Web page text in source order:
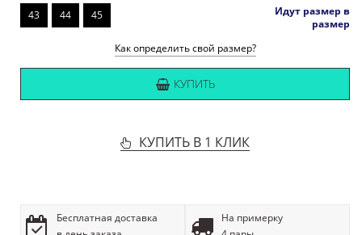
43 44 45
Идут размер в
размер
Как определить свой размер?
КУПИТЬ
КУПИТЬ В 1 КЛИК
Бесплатная доставка
На примерку